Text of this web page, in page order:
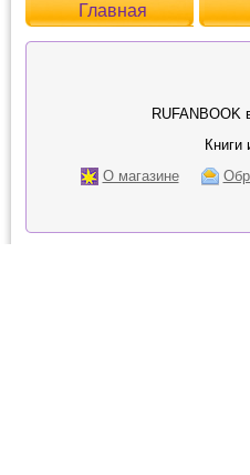
Главная
RUFANBOOK
Книги
О магазине